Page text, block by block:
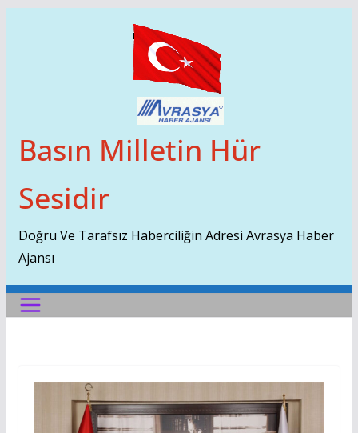
Basın Milletin Hür
Sesidir
Doğru Ve Tarafsız Haberciliğin Adresi Avrasya Haber
Ajansı